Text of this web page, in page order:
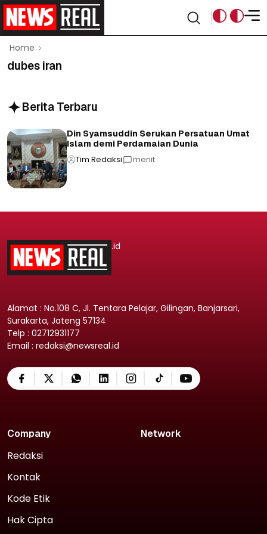
Home
dubes iran
Berita Terbaru
Din Syamsuddin Serukan Persatuan Umat
Islam demi Perdamaian Dunia
Tim Redaksi menit
.id
Alamat : No.108 C, Jl. Tentara Pelajar, Gilingan, Banjarsari,
Surakarta, Jateng 57134
Telp : 02712931177
Email : redaksi@newsreal.id
Company
Redaksi
Kontak
Kode Etik
Hak Cipta
Network